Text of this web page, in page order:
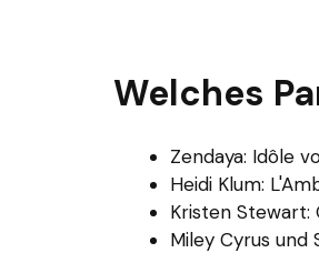
Welches
Zendaya: Idôle
Heidi Klum:
Kristen Stewart:
Miley Cyrus und